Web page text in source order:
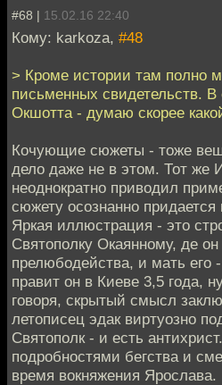
#68 | 15.02.16 22:40
Кому: karkoza, #48
> Кроме истории там полно
письменных свидетельств. В
Окшотта - думаю скорее
Кочующие сюжеты - тоже
дело даже не в этом. Тот же
неоднократно приводил
сюжету осознанно
Яркая иллюстрация - это
Святополку Окаянному, де
прелюбодейства, и мать его
правит он в Киеве 3,5 года,
говоря, скрытый смысл
летописец эдак виртуозно
Святополк - и есть
подробностями бегства и
время вокняжения Ярослава.